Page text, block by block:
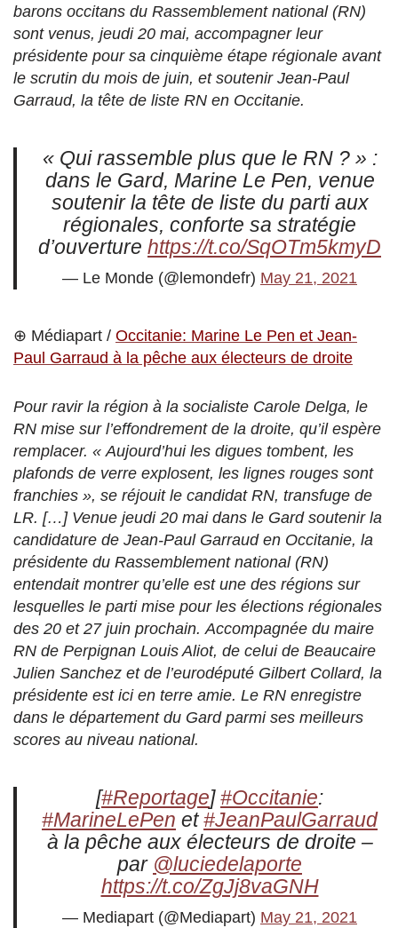
barons occitans du Rassemblement national (RN)
sont venus, jeudi 20 mai, accompagner leur
présidente pour sa cinquième étape régionale avant
le scrutin du mois de juin, et soutenir Jean-Paul
Garraud, la tête de liste RN en Occitanie.
« Qui rassemble plus que le RN ? » :
dans le Gard, Marine Le Pen, venue
soutenir la tête de liste du parti aux
régionales, conforte sa stratégie
d’ouverture https://t.co/SqOTm5kmyD
— Le Monde (@lemondefr) May 21, 2021
⊕ Médiapart / Occitanie: Marine Le Pen et Jean-
Paul Garraud à la pêche aux électeurs de droite
Pour ravir la région à la socialiste Carole Delga, le
RN mise sur l’effondrement de la droite, qu’il espère
remplacer. « Aujourd’hui les digues tombent, les
plafonds de verre explosent, les lignes rouges sont
franchies », se réjouit le candidat RN, transfuge de
LR. […] Venue jeudi 20 mai dans le Gard soutenir la
candidature de Jean-Paul Garraud en Occitanie, la
présidente du Rassemblement national (RN)
entendait montrer qu’elle est une des régions sur
lesquelles le parti mise pour les élections régionales
des 20 et 27 juin prochain. Accompagnée du maire
RN de Perpignan Louis Aliot, de celui de Beaucaire
Julien Sanchez et de l’eurodéputé Gilbert Collard, la
présidente est ici en terre amie. Le RN enregistre
dans le département du Gard parmi ses meilleurs
scores au niveau national.
[#Reportage] #Occitanie:
#MarineLePen et #JeanPaulGarraud
à la pêche aux électeurs de droite –
par @luciedelaporte
https://t.co/ZgJj8vaGNH
— Mediapart (@Mediapart) May 21, 2021